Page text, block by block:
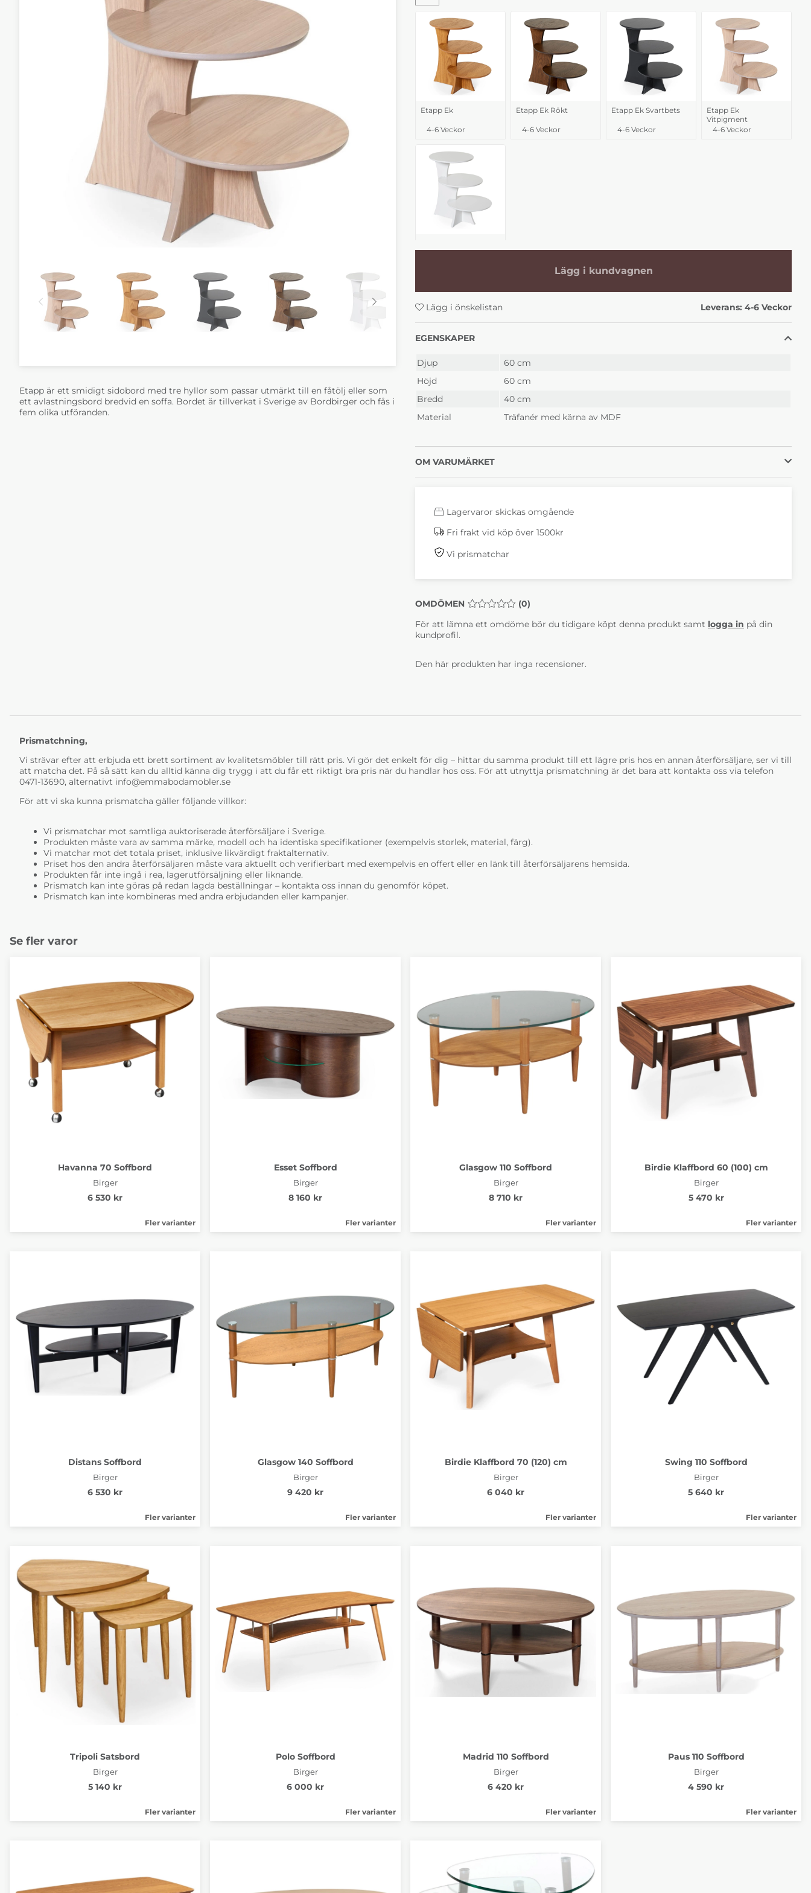
Etapp är ett smidigt sidobord med tre hyllor som passar utmärkt till en fåtölj eller som
ett avlastningsbord bredvid en soffa. Bordet är tillverkat i Sverige av Bordbirger och fås i
fem olika utföranden.
Etapp Ek
4-6 Veckor
Etapp Ek Rökt
4-6 Veckor
Etapp Ek Svartbets
4-6 Veckor
Etapp Ek
Vitpigment
4-6 Veckor
Lägg i kundvagnen
Lägg i önskelistan Leverans: 4-6 Veckor
EGENSKAPER
Djup
60 cm
Höjd
60 cm
Bredd
40 cm
Material
Träfanér med kärna av MDF
OM VARUMÄRKET
Lagervaror skickas omgående
Fri frakt vid köp över 1500kr
Vi prismatchar
OMDÖMEN MEDELBETYG 0 AV 5 ANTAL BETYG 0
(0)
För att lämna ett omdöme bör du tidigare köpt denna produkt samt logga in på din
kundprofil.
Den här produkten har inga recensioner.
Prismatchning,
Vi strävar efter att erbjuda ett brett sortiment av kvalitetsmöbler till rätt pris. Vi gör det enkelt för dig – hittar du samma produkt till ett lägre pris hos en annan återförsäljare, ser vi till
att matcha det. På så sätt kan du alltid känna dig trygg i att du får ett riktigt bra pris när du handlar hos oss. För att utnyttja prismatchning är det bara att kontakta oss via telefon
0471-13690, alternativt info@emmabodamobler.se
För att vi ska kunna prismatcha gäller följande villkor:
Vi prismatchar mot samtliga auktoriserade återförsäljare i Sverige.
Produkten måste vara av samma märke, modell och ha identiska specifikationer (exempelvis storlek, material, färg).
Vi matchar mot det totala priset, inklusive likvärdigt fraktalternativ.
Priset hos den andra återförsäljaren måste vara aktuellt och verifierbart med exempelvis en offert eller en länk till återförsäljarens hemsida.
Produkten får inte ingå i rea, lagerutförsäljning eller liknande.
Prismatch kan inte göras på redan lagda beställningar – kontakta oss innan du genomför köpet.
Prismatch kan inte kombineras med andra erbjudanden eller kampanjer.
Se fler varor
Havanna 70 Soffbord
Birger
6 530 kr
Fler varianter
Esset Soffbord
Birger
8 160 kr
Fler varianter
Glasgow 110 Soffbord
Birger
8 710 kr
Fler varianter
Birdie Klaffbord 60 (100) cm
Birger
5 470 kr
Fler varianter
Distans Soffbord
Birger
6 530 kr
Fler varianter
Glasgow 140 Soffbord
Birger
9 420 kr
Fler varianter
Birdie Klaffbord 70 (120) cm
Birger
6 040 kr
Fler varianter
Swing 110 Soffbord
Birger
5 640 kr
Fler varianter
Tripoli Satsbord
Birger
5 140 kr
Fler varianter
Polo Soffbord
Birger
6 000 kr
Fler varianter
Madrid 110 Soffbord
Birger
6 420 kr
Fler varianter
Paus 110 Soffbord
Birger
4 590 kr
Fler varianter